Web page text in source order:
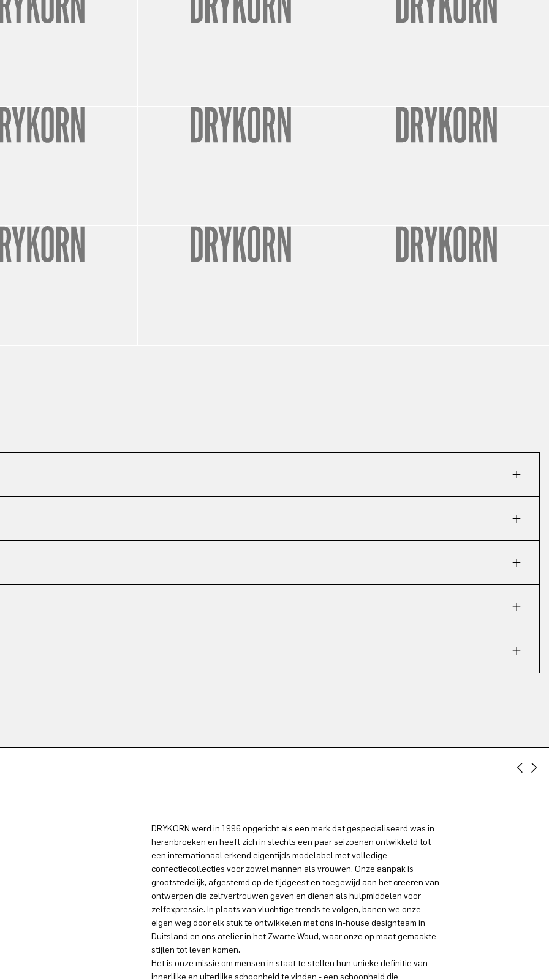
DRYKORN werd in 1996 opgericht als een merk dat gespecialiseerd was in
herenbroeken en heeft zich in slechts een paar seizoenen ontwikkeld tot
een internationaal erkend eigentijds modelabel met volledige
confectiecollecties voor zowel mannen als vrouwen. Onze aanpak is
grootstedelijk, afgestemd op de tijdgeest en toegewijd aan het creëren van
ontwerpen die zelfvertrouwen geven en dienen als hulpmiddelen voor
zelfexpressie. In plaats van vluchtige trends te volgen, banen we onze
eigen weg door elk stuk te ontwikkelen met ons in-house designteam in
Duitsland en ons atelier in het Zwarte Woud, waar onze op maat gemaakte
stijlen tot leven komen.
Het is onze missie om mensen in staat te stellen hun unieke definitie van
innerlijke en uiterlijke schoonheid te vinden - een schoonheid die